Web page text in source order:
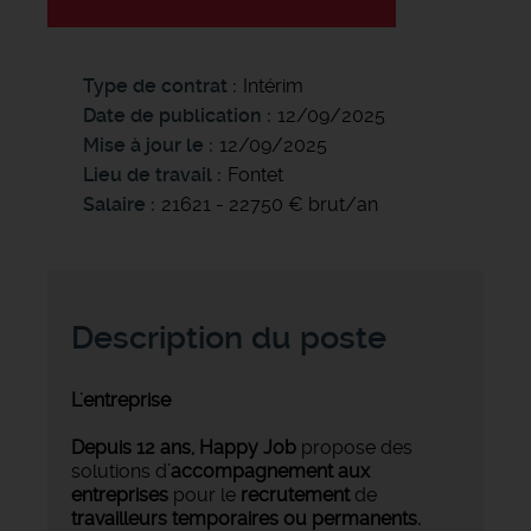
Type de contrat
Intérim
Date de publication
12/09/2025
Mise à jour le
12/09/2025
Lieu de travail
Fontet
Salaire
21621 - 22750 € brut/an
Description du poste
L'entreprise
Depuis 12 ans, Happy Job propose des
solutions d’accompagnement aux
entreprises pour le recrutementde
travailleurs temporaires ou permanents.